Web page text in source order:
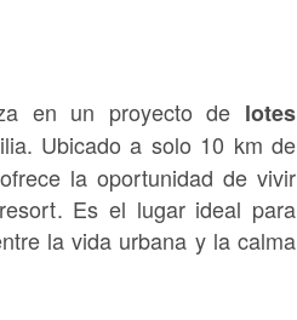
en un proyecto de lotes
. Ubicado a solo 10 km de
la oportunidad de vivir
. Es el lugar ideal para
la vida urbana y la calma